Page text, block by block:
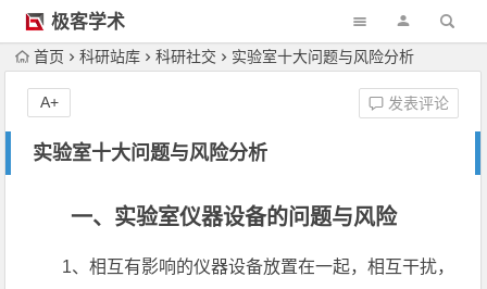
极客学术
首页 科研站库 科研社交 实验室十大问题与风险分析
实验室十大问题与风险分析
发表评论
A+
一、实验室仪器设备的问题与风险
1、相互有影响的仪器设备放置在一起，相互干扰，